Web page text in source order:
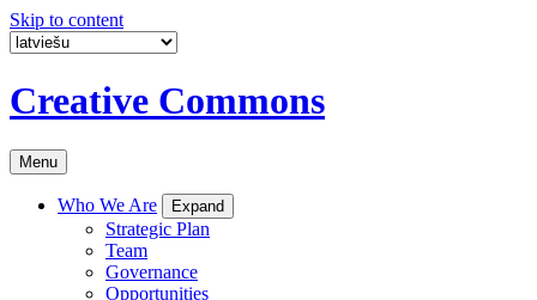
Skip to content
Creative Commons
Menu
Who We Are Expand
Strategic Plan
Team
Governance
Opportunities